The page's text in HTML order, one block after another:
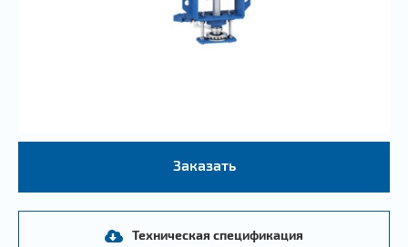
Заказать
Техническая спецификация